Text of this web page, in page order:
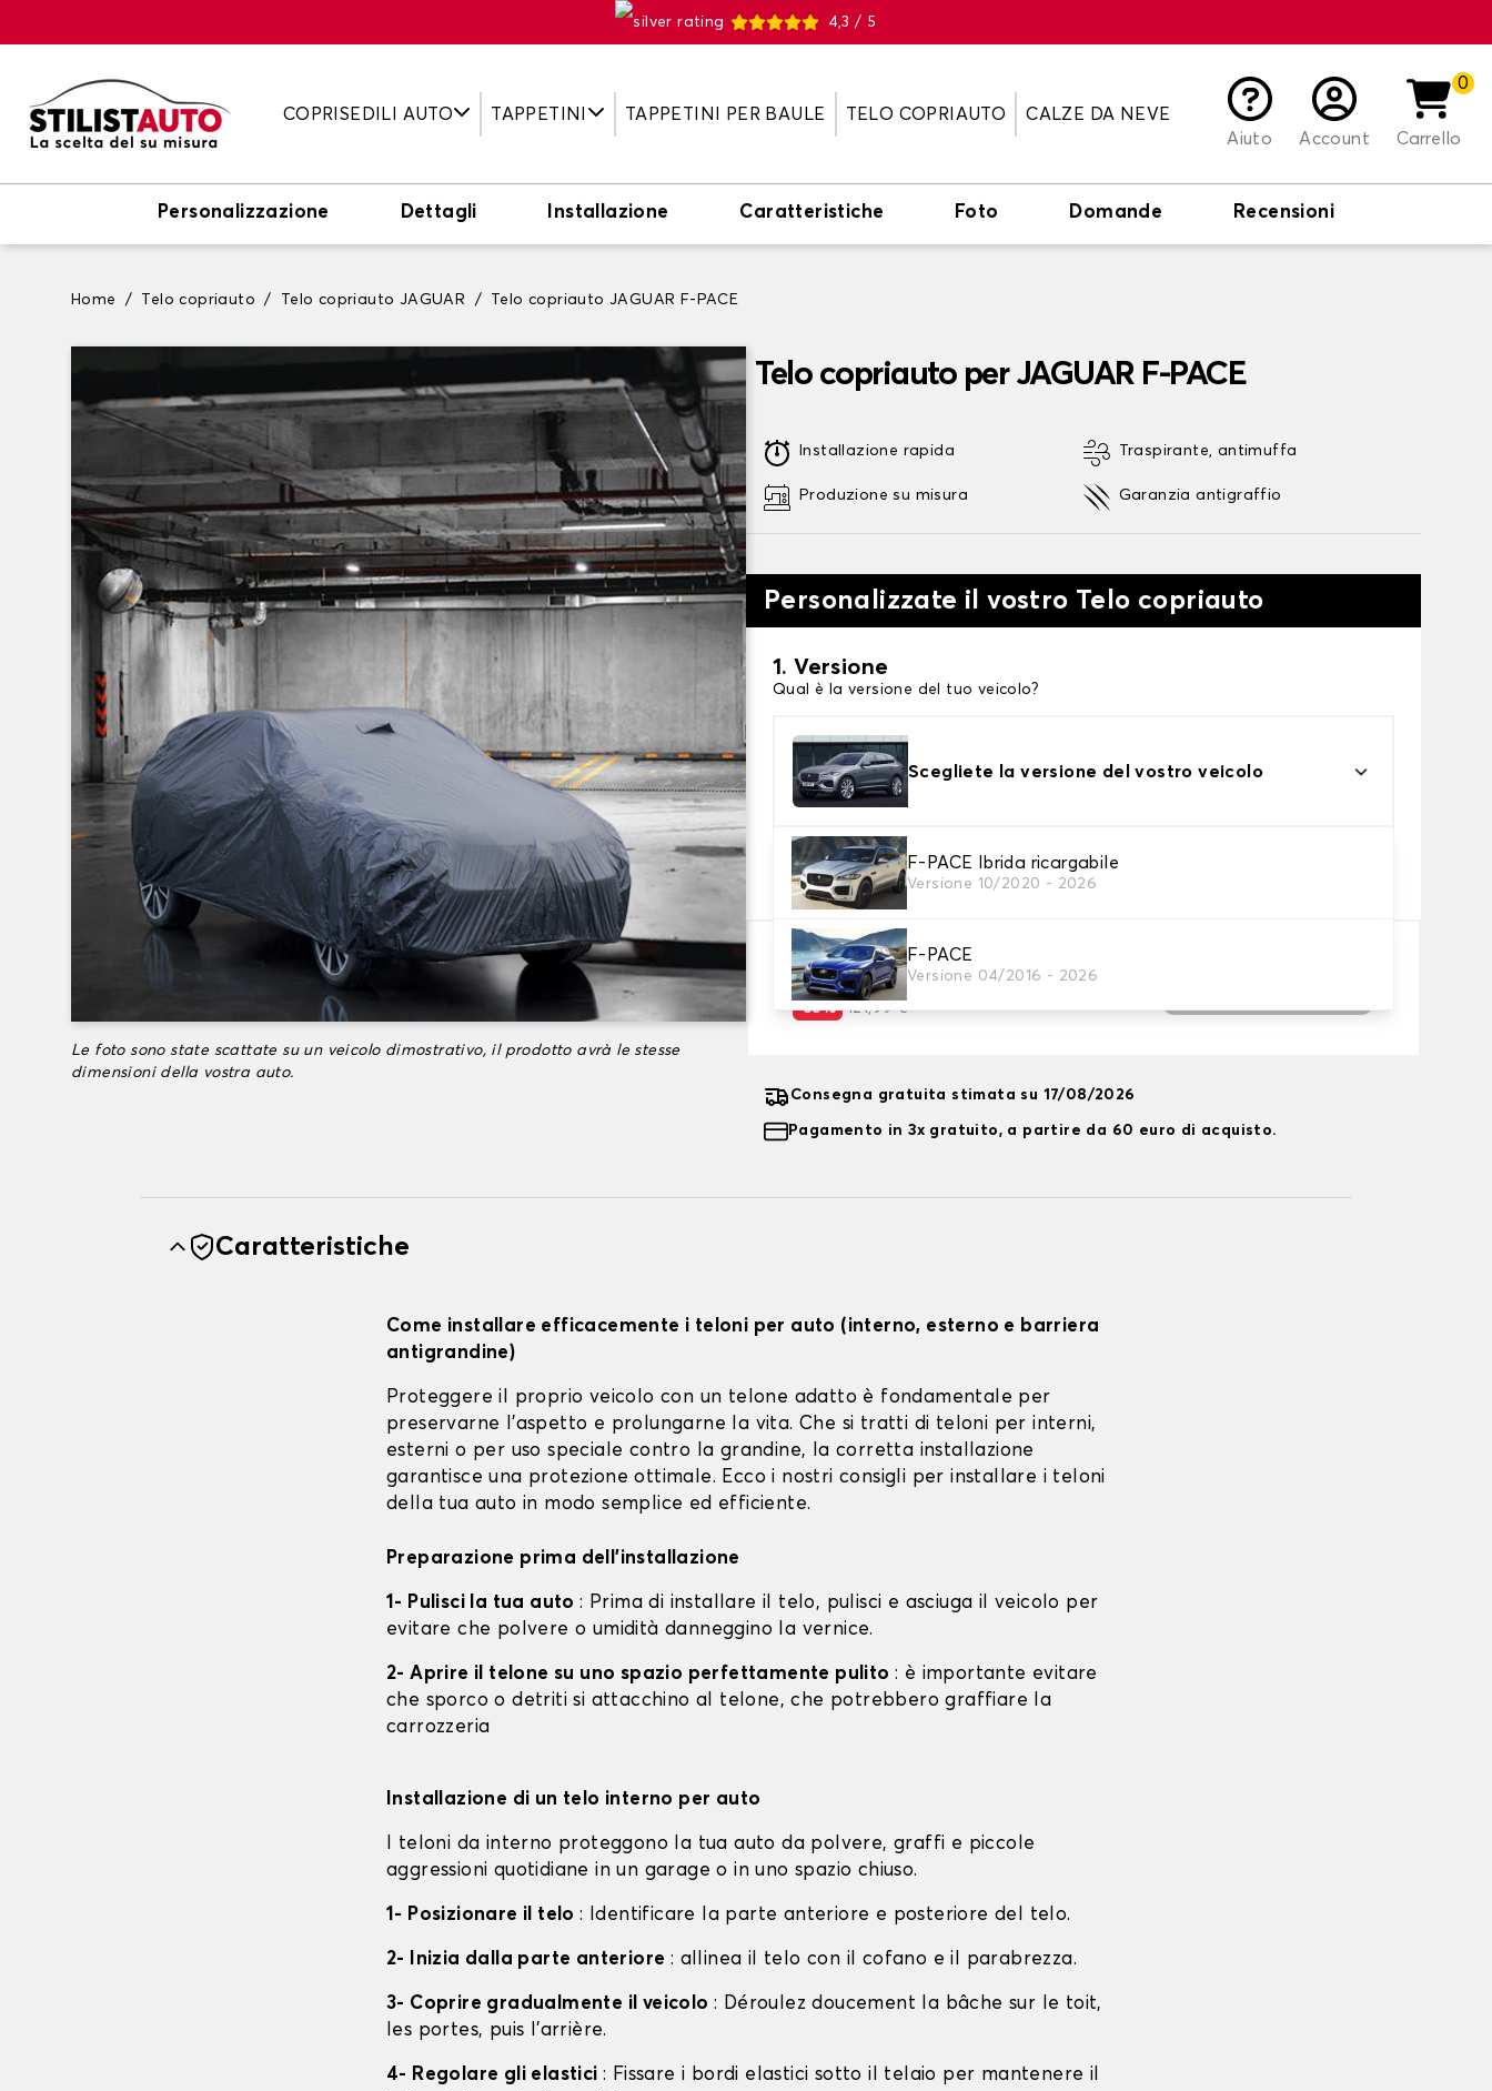
4,3 / 5
COPRISEDILI AUTO TAPPETINI TAPPETINI PER BAULE TELO COPRIAUTO
CALZE DA NEVE
Aiuto
Account
0
Carrello
Personalizzazione Dettagli Installazione Caratteristiche Foto Domande Recensioni
Home Telo copriauto Telo copriauto JAGUAR Telo copriauto JAGUAR F-PACE
Le foto sono state scattate su un veicolo dimostrativo, il prodotto avrà le stesse
dimensioni della vostra auto.
Telo copriauto per JAGUAR F-PACE
Installazione rapida
Produzione su misura
Traspirante, antimuffa
Garanzia antigraffio
Personalizzate il vostro Telo copriauto
1. Versione
Qual è la versione del tuo veicolo?
Scegliete la versione del vostro veicolo
F-PACE Ibrida ricargabile
Versione 10/2020 - 2026
F-PACE
Versione 04/2016 - 2026
2. Livello di protezione
Scegli il telo protettivo adatto alle tue esigenze
79,29 €
-35% 121,99 €
Consegna gratuita stimata su 17/08/2026
Pagamento in 3x gratuito, a partire da 60 euro di acquisto.
Caratteristiche
Come installare efficacemente i teloni per auto (interno, esterno e barriera
antigrandine)
Proteggere il proprio veicolo con un telone adatto è fondamentale per
preservarne l'aspetto e prolungarne la vita. Che si tratti di teloni per interni,
esterni o per uso speciale contro la grandine, la corretta installazione
garantisce una protezione ottimale. Ecco i nostri consigli per installare i teloni
della tua auto in modo semplice ed efficiente.
Preparazione prima dell'installazione
1- Pulisci la tua auto: Prima di installare il telo, pulisci e asciuga il veicolo per
evitare che polvere o umidità danneggino la vernice.
2- Aprire il telone su uno spazio perfettamente pulito : è importante evitare
che sporco o detriti si attacchino al telone, che potrebbero graffiare la
carrozzeria
Installazione di un telo interno per auto
I teloni da interno proteggono la tua auto da polvere, graffi e piccole
aggressioni quotidiane in un garage o in uno spazio chiuso.
1- Posizionare il telo: Identificare la parte anteriore e posteriore del telo.
2- Inizia dalla parte anteriore : allinea il telo con il cofano e il parabrezza.
3- Coprire gradualmente il veicolo : Déroulez doucement la bâche sur le toit,
les portes, puis l'arrière.
4- Regolare gli elastici : Fissare i bordi elastici sotto il telaio per mantenere il